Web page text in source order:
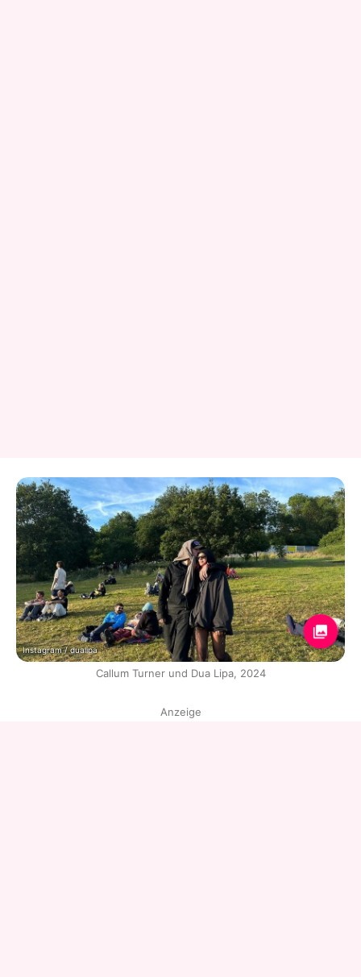
Instagram / dualipa
Callum Turner und Dua Lipa, 2024
Anzeige